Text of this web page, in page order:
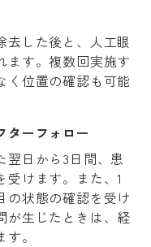
去した後と、人工眼
ます。複数回実施す
く位置の確認も可能
ターフォロー
翌日から3日間、患
けます。また、1
の状態の確認を受け
が生じたときは、経
。